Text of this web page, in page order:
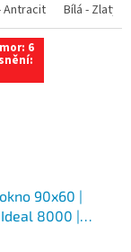
dub Bílá -
Antracit Bílá - Zlatý
6
90x60 |
8000 |